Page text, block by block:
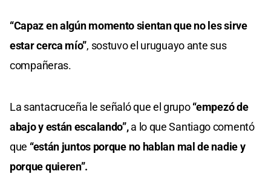
“Capaz en algún momento sientan que no les sirve
estar cerca mío”, sostuvo el uruguayo ante sus
compañeras.
La santacruceña le señaló que el grupo“empezó de
abajo y están escalando”,a lo que Santiago comentó
que “están juntos porque no hablan mal de nadie y
porque quieren”.